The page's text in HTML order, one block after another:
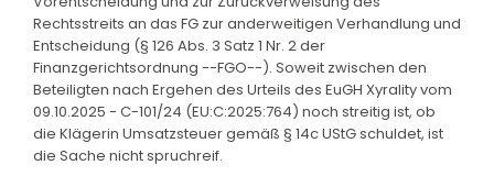
Rechtsstreits an das FG zur anderweitigen Verhandlung und
Entscheidung (§ 126 Abs. 3 Satz 1 Nr. 2 der
Finanzgerichtsordnung --FGO--). Soweit zwischen den
Beteiligten nach Ergehen des Urteils des EuGH Xyrality vom
09.10.2025 - C-101/24 (EU:C:2025:764) noch streitig ist, ob
die Klägerin Umsatzsteuer gemäß § 14c UStG schuldet, ist
die Sache nicht spruchreif.